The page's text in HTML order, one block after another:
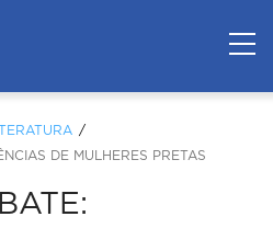
DE MULHERES PRETAS